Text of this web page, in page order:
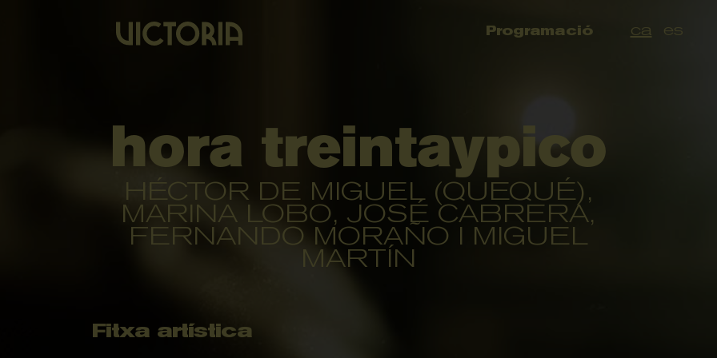
ca es
Programació
hora treintaypico
HÉCTOR DE MIGUEL (QUEQUÉ),
MARINA LOBO, JOSÉ CABRERA,
FERNANDO MORAÑO I MIGUEL
MARTÍN
Fitxa artística